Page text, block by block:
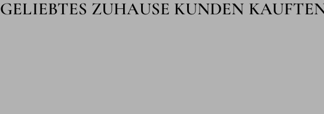
GELIEBTES ZUHAUSE KUNDEN